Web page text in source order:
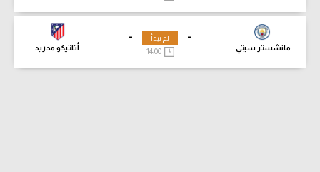
-
مانشستر سيتي
-
أتلتيكو مدريد
لم تبدأ
14:00